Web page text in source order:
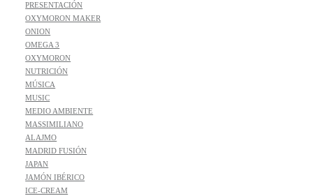
PRESENTACIÓN
OXYMORON MAKER
ONION
OMEGA 3
OXYMORON
NUTRICIÓN
MÚSICA
MUSIC
MEDIO AMBIENTE
MASSIMILIANO
ALAJMO
MADRID FUSIÓN
JAPAN
JAMÓN IBÉRICO
ICE-CREAM